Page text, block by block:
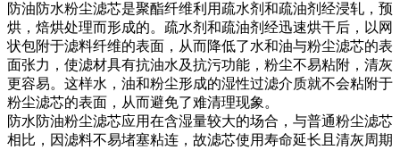
防油防水粉尘滤芯是聚酯纤维利用疏水剂和疏油剂经浸轧，预
烘，焙烘处理而形成的。疏水剂和疏油剂经迅速烘干后，以网
状包附于滤料纤维的表面，从而降低了水和油与粉尘滤芯的表
面张力，使滤材具有抗油水及抗污功能，粉尘不易粘附，清灰
更容易。这样水，油和粉尘形成的湿性过滤介质就不会粘附于
粉尘滤芯的表面，从而避免了难清理现象。
防水防油粉尘滤芯应用在含湿量较大的场合，与普通粉尘滤芯
相比，因滤料不易堵塞粘连，故滤芯使用寿命延长且清灰周期